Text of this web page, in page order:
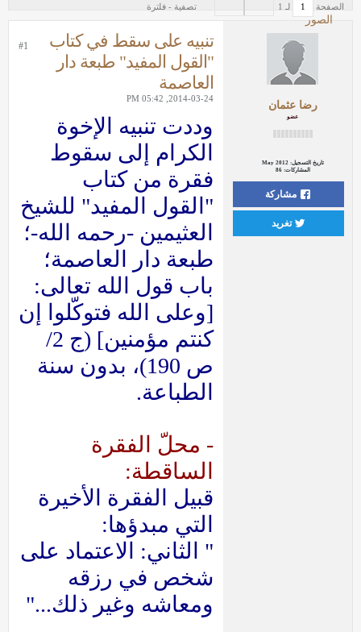
الصور
الصفحة لـ 1 تصفية - فلترة
رضا عثمان
عضو
تاريخ التسجيل: May 2012
المشاركات: 86
مشاركة
تغريد
#1
تنبيه على سقط في كتاب
"القول المفيد" طبعة دار
العاصمة
2014-03-24, 05:42 PM
وددت تنبيه الإخوة
الكرام إلى سقوط
فقرة من كتاب
"القول المفيد" للشيخ
العثيمين -رحمه الله-؛
طبعة دار العاصمة؛
باب قول الله تعالى:
[وعلى الله فتوكّلوا إن
كنتم مؤمنين] (ج 2/
ص 190)، بدون سنة
الطباعة.
- محلّ الفقرة
الساقطة:
قبيل الفقرة الأخيرة
التي مبدؤها:
" الثاني: الاعتماد على
شخص في رزقه
ومعاشه وغير ذلك..."